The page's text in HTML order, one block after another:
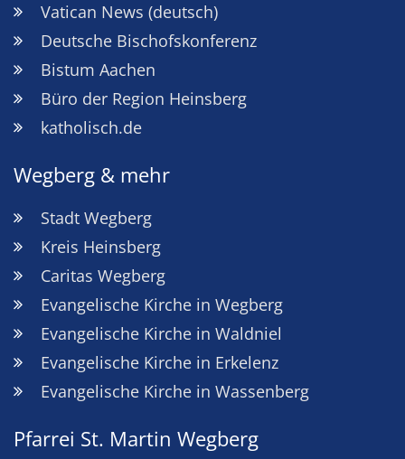
Vatican News (deutsch)
Deutsche Bischofskonferenz
Bistum Aachen
Büro der Region Heinsberg
katholisch.de
Wegberg & mehr
Stadt Wegberg
Kreis Heinsberg
Caritas Wegberg
Evangelische Kirche in Wegberg
Evangelische Kirche in Waldniel
Evangelische Kirche in Erkelenz
Evangelische Kirche in Wassenberg
Pfarrei St. Martin Wegberg